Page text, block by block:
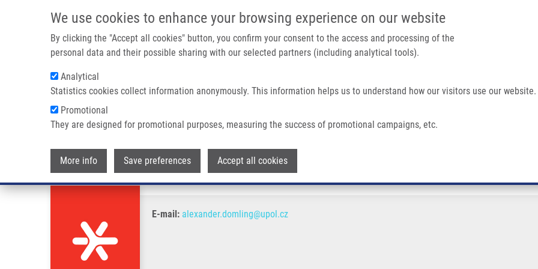
We use cookies to enhance your browsing experience on our website
By clicking the "Accept all cookies" button, you confirm your consent to the access and processing of the
personal data and their possible sharing with our selected partners (including analytical tools).
Analytical
Statistics cookies collect information anonymously. This information helps us to understand how our visitors use our website.
Promotional
They are designed for promotional purposes, measuring the success of promotional campaigns, etc.
More info Save preferences Accept all cookies
IMTM PORTÁL
Main navigation
Drobečková navigace
Domů Dömling Alexander PhD.
Dömling Alexander PhD.
E-mail: alexander.domling@upol.cz